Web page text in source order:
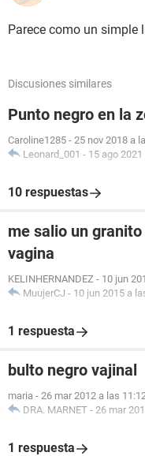
Parece como un simple
Discusiones similares
Punto negro en la
Caroline1285 - 25 nov 2018 a
Leonard_001 - 15 ago
10 respuestas
me salio un
vagina
KELINHERNANDEZ - 10 jun
MuujerCJ - 10 jun 2015 a
1 respuesta
bulto negro vajinal
maria - 26 mar 2012 a las
DRA. MARNET - 26 mar
1 respuesta